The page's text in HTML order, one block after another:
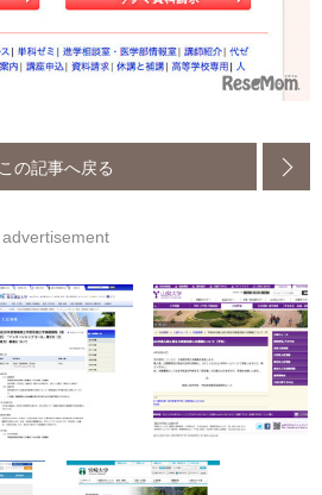
この記事へ戻る
advertisement